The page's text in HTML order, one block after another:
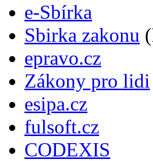
e-Sbírka
Sbirka zakonu
epravo.cz
Zákony pro lidi
esipa.cz
fulsoft.cz
CODEXIS